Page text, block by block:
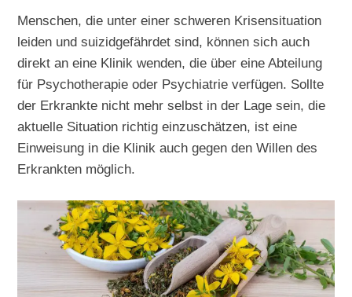
Menschen, die unter einer schweren Krisensituation
leiden und suizidgefährdet sind, können sich auch
direkt an eine Klinik wenden, die über eine Abteilung
für Psychotherapie oder Psychiatrie verfügen. Sollte
der Erkrankte nicht mehr selbst in der Lage sein, die
aktuelle Situation richtig einzuschätzen, ist eine
Einweisung in die Klinik auch gegen den Willen des
Erkrankten möglich.